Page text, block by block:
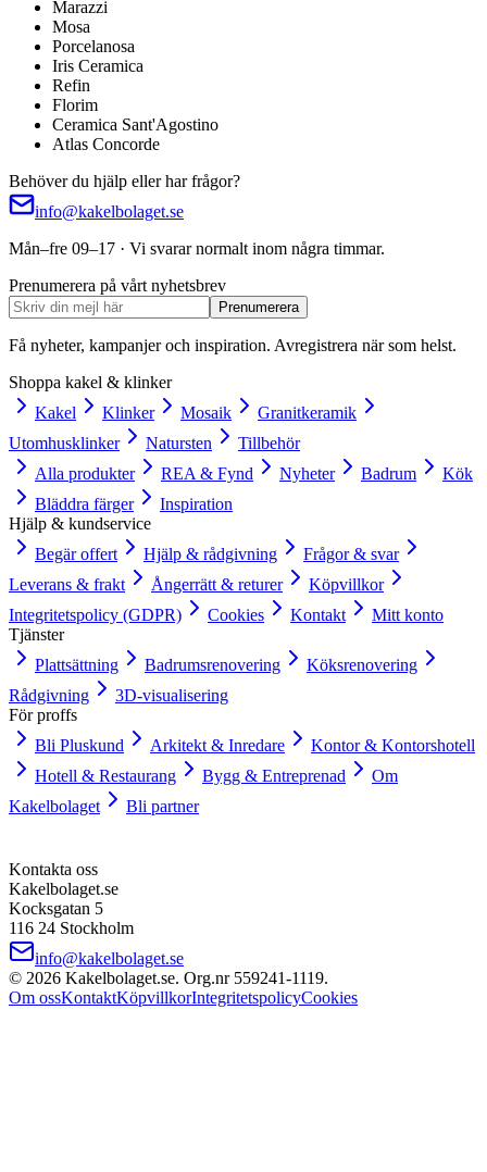
Marazzi
Mosa
Porcelanosa
Iris Ceramica
Refin
Florim
Ceramica Sant'Agostino
Atlas Concorde
Behöver du hjälp eller har frågor?
info@kakelbolaget.se
Mån–fre 09–17 · Vi svarar normalt inom några timmar.
Prenumerera på vårt nyhetsbrev
Prenumerera
Få nyheter, kampanjer och inspiration. Avregistrera när som helst.
Shoppa kakel & klinker
Kakel
Klinker Mosaik
Granitkeramik
Utomhusklinker
Natursten
Tillbehör
Alla produkter
REA & Fynd Nyheter Badrum
Kök
Bläddra färger
Inspiration
Hjälp & kundservice
Begär offert
Hjälp & rådgivning
Frågor & svar
Leverans & frakt
Ångerrätt & returer
Köpvillkor
Integritetspolicy (GDPR)
Cookies Kontakt
Mitt konto
Tjänster
Plattsättning
Badrumsrenovering
Köksrenovering
Rådgivning
3D-visualisering
För proffs
Bli Pluskund
Arkitekt & Inredare
Kontor & Kontorshotell
Hotell & Restaurang
Bygg & Entreprenad
Om
Kakelbolaget
Bli partner
Kontakta oss
Kakelbolaget.se
Kocksgatan 5
116 24 Stockholm
info@kakelbolaget.se
© 2026 Kakelbolaget.se. Org.nr 559241‑1119.
Om ossKontaktKöpvillkorIntegritetspolicyCookies